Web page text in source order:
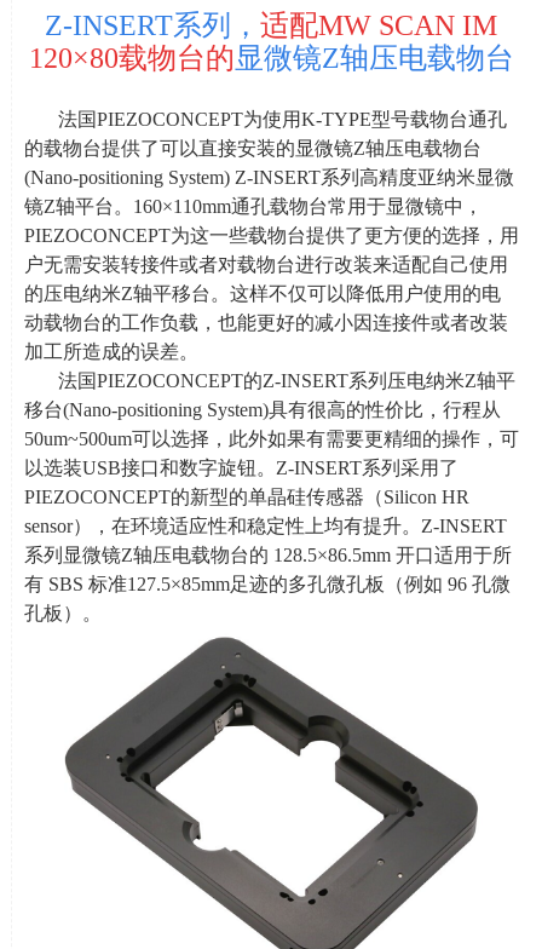
Z-INSERT系列，适配MW SCAN IM
120×80载物台的显微镜Z轴压电载物台
法国PIEZOCONCEPT为使用K-TYPE型号载物台通孔
的载物台提供了可以直接安装的显微镜Z轴压电载物台
(Nano-positioning System) Z-INSERT系列高精度亚纳米显微
镜Z轴平台。 160×110mm通孔载物台常用于显微镜中，
PIEZOCONCEPT为这一些载物台提供了更方便的选择，用
户无需安装转接件或者对载物台进行改装来适配自己使用
的压电纳米Z轴平移台。这样不仅可以降低用户使用的电
动载物台的工作负载，也能更好的减小因连接件或者改装
加工所造成的误差。
法国PIEZOCONCEPT的Z-INSERT系列压电纳米Z轴平
移台(Nano-positioning System)具有很高的性价比，行程从
50um~500um可以选择，此外如果有需要更精细的操作，可
以选装USB接口和数字旋钮。 Z-INSERT系列采用了
PIEZOCONCEPT的新型的单晶硅传感器（Silicon HR
sensor），在环境适应性和稳定性上均有提升。 Z-INSERT
系列显微镜Z轴压电载物台的 128.5×86.5mm 开口适用于所
有SBS 标准127.5×85mm足迹的多孔微孔板（例如 96 孔微
孔板）。